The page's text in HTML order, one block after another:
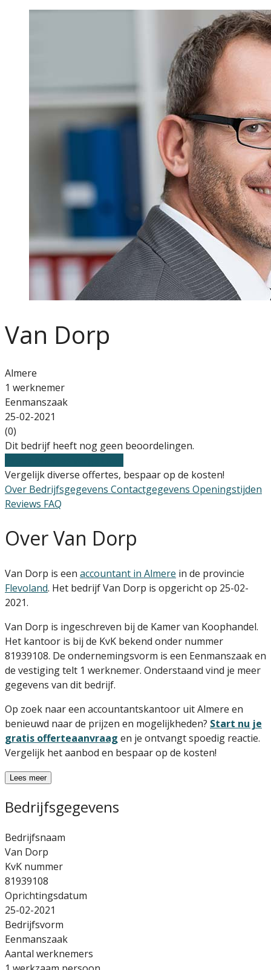
Van Dorp
Almere
1 werknemer
Eenmanszaak
25-02-2021
(0)
Dit bedrijf heeft nog geen beoordelingen.
Vergelijk diverse offertes, bespaar op de kosten!
Over Bedrijfsgegevens Contactgegevens Openingstijden
Reviews FAQ
Over Van Dorp
Van Dorp is een accountant in Almere in de provincie
Flevoland. Het bedrijf Van Dorp is opgericht op 25-02-
2021.
Van Dorp is ingeschreven bij de Kamer van Koophandel.
Het kantoor is bij de KvK bekend onder nummer
81939108. De ondernemingsvorm is een Eenmanszaak en
de vestiging telt 1 werknemer. Onderstaand vind je meer
gegevens van dit bedrijf.
Op zoek naar een accountantskantoor uit Almere en
benieuwd naar de prijzen en mogelijkheden? Start nu je
gratis offerteaanvraag en je ontvangt spoedig reactie.
Vergelijk het aanbod en bespaar op de kosten!
Lees meer
Bedrijfsgegevens
Bedrijfsnaam
Van Dorp
KvK nummer
81939108
Oprichtingsdatum
25-02-2021
Bedrijfsvorm
Eenmanszaak
Aantal werknemers